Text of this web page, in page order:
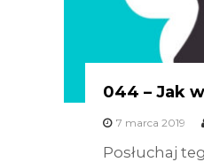
044 – Jak
7 marca 2019
Posłuchaj